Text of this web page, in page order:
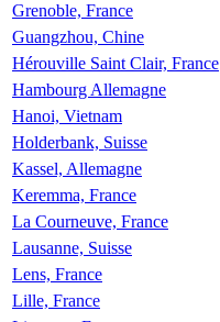
Grenoble, France
Guangzhou, Chine
Hérouville Saint Clair, France
Hambourg Allemagne
Hanoi, Vietnam
Holderbank, Suisse
Kassel, Allemagne
Keremma, France
La Courneuve, France
Lausanne, Suisse
Lens, France
Lille, France